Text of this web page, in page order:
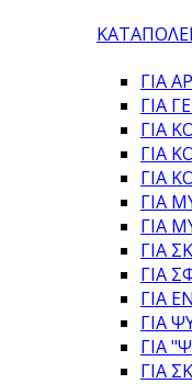
ΓΙΑ
ΓΙΑ
ΓΙΑ
ΓΙΑ
ΓΙΑ
ΓΙΑ
ΓΙΑ
ΓΙΑ
ΓΙΑ
ΓΙΑ
ΓΙΑ
ΓΙΑ
ΓΙΑ